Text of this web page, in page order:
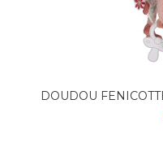
DOUDOU